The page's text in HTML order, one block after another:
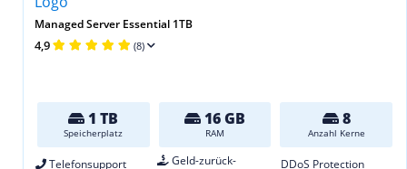
Managed Server Essential 1TB
4,9 (8)
1 TB
Speicherplatz
16 GB
RAM
8
Anzahl Kerne
Telefonsupport
Geld-zurück-
DDoS Protection